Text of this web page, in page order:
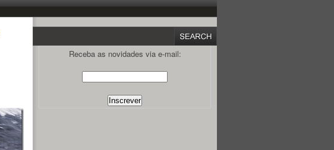
Receba as novidades via e-mail: